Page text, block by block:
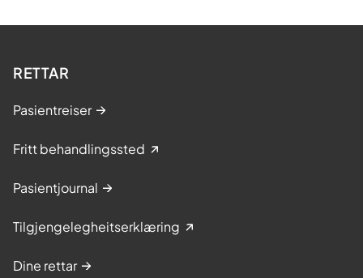
RETTAR
Pasientreiser
Fritt behandlingssted
Pasientjournal
Tilgjengelegheitserklæring
Dine rettar